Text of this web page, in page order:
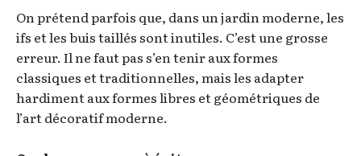
On prétend parfois que, dans un jardin moderne, les
ifs et les buis taillés sont inutiles. C’est une grosse
erreur. Il ne faut pas s’en tenir aux formes
classiques et traditionnelles, mais les adapter
hardiment aux formes libres et géométriques de
l’art décoratif moderne.